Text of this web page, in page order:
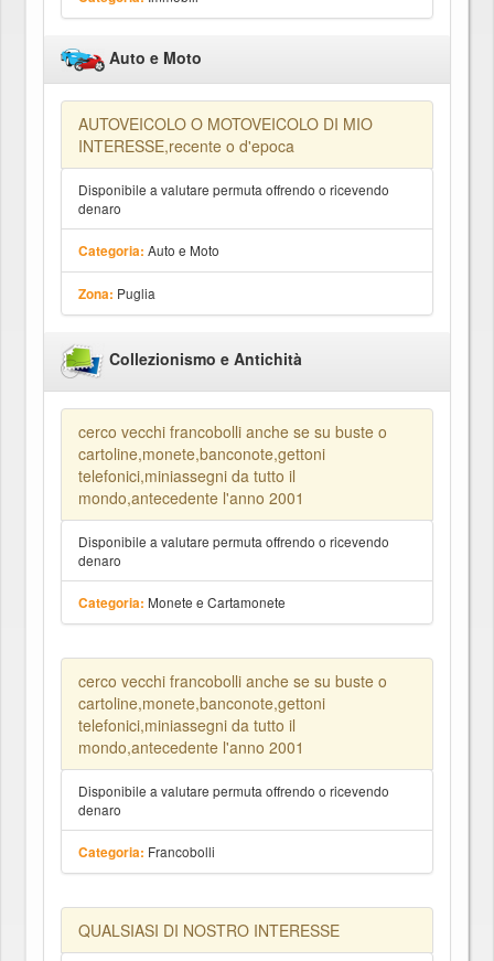
Auto e Moto
AUTOVEICOLO O MOTOVEICOLO DI MIO
INTERESSE,recente o d'epoca
Disponibile a valutare permuta offrendo o ricevendo
denaro
Categoria: Auto e Moto
Zona: Puglia
Collezionismo e Antichità
cerco vecchi francobolli anche se su buste o
cartoline,monete,banconote,gettoni
telefonici,miniassegni da tutto il
mondo,antecedente l'anno 2001
Disponibile a valutare permuta offrendo o ricevendo
denaro
Categoria: Monete e Cartamonete
cerco vecchi francobolli anche se su buste o
cartoline,monete,banconote,gettoni
telefonici,miniassegni da tutto il
mondo,antecedente l'anno 2001
Disponibile a valutare permuta offrendo o ricevendo
denaro
Categoria: Francobolli
QUALSIASI DI NOSTRO INTERESSE